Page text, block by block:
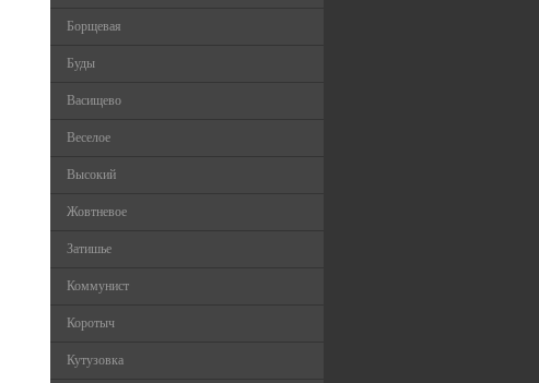
Борщевая
Буды
Васищево
Веселое
Высокий
Жовтневое
Затишье
Коммунист
Коротыч
Кутузовка